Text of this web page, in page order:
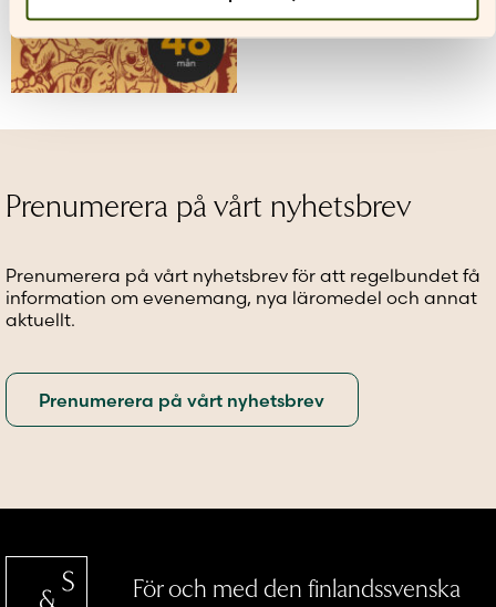
Prenumerera på vårt nyhetsbrev
Prenumerera på vårt nyhetsbrev för att regelbundet få
information om evenemang, nya läromedel och annat
aktuellt.
För och med den finlandssvenska